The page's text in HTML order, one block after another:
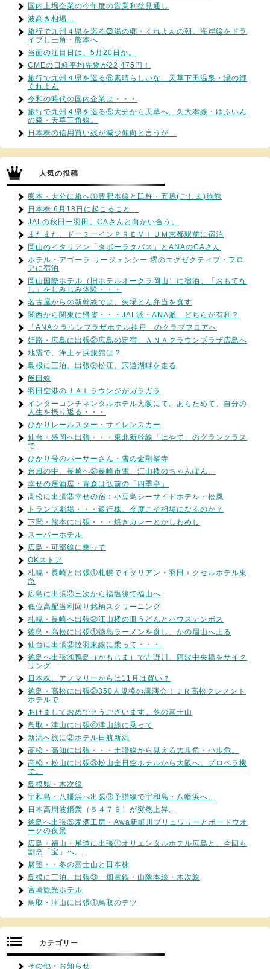
国内上場企業の今年度の営業利益見通し
波高き相場…
旅行で九州４県を巡る⓻湯の郷・くれよんの朝。海岸線をドラ
イブし三角・熊本へ
当面の注目日は、5月20日か。
CMEの日経平均先物が22,475円！
旅行で九州４県を巡る⑥素晴らしいな。天草下田温泉・湯の郷
くれよん
令和の時代の国内企業は・・・
旅行で九州４県を巡る⑤大分から天草へ。久大本線・ゆふいん
の森・天草三角線。
日本株の信用買い残が減少傾向と言うが…
人気の投稿
熊本・大分に旅へ①豊肥本線と臼杵・五嶋(ごしま)旅館
日本株 6月18日に起こること…
JALの秋田ー羽田。CAさんと向かい合う。
またまた、ドーミーインＰＲＥＭＩＵＭ京都駅前に宿泊
岡山のイタリアン「タボーラタパス」とANAのCAさん
ホテル・アゴーラ リージェンシー 堺のエグゼクティブ・フロ
アに宿泊
岡山国際ホテル（旧ホテルオークラ岡山）に宿泊。「おもてな
し」をしみじみ体験・・・
名古屋からの新幹線では、矢場とん弁当を食す
関西から関東に帰省・・・JAL派・ANA派、どちらが有利？
「ANAクラウンプラザホテル神戸」のクラブフロアへ
姫路・広島に出張②広島の定宿、ＡＮＡクラウンプラザ広島へ
地震で、浄土ヶ浜旅館は？
島根に三泊、出張②松江、宍道湖畔を走る
飯田線
羽田空港のＪＡＬラウンジがガラガラ
インターコンチネンタルホテル大阪にて。あらためて、自分の
人生を振り返る・・・
ひかりレールスター・サイレンスカー
仙台・盛岡へ出張・・・東北新幹線「はやて」のグランクラス
で
ひかり号のパーサーさん・雪の金剛峯寺
台風の中、長崎へ②長崎市電、江山楼のちゃんぽん。
幸せの居酒屋・青森は弘前の「四季亭」
高松に出張②幸せの宿：小豆島シーサイドホテル・松風
トランプ劇場・・・銀行株、今度こそ相場になるのか？
下関・熊本に出張・・・焼きカレーとかしわめし
スーパーホテル
広島・可部線に乗って
OKストア
札幌・長崎と出張①札幌でイタリアン・羽田エクセルホテル東
急
広島に出張②三次から福塩線で福山へ
低位高配当利回り銘柄スクリーニング
札幌・長崎へ出張②江山楼の皿うどんとハウステンボス
徳島・高松に出張①徳島ラーメンを食し、かの眉山へ上る
仙台に出張②陸羽東線に乗って・・・
徳島へ出張④鴨島（かもじま）で吉野川、阿波中央橋をサイク
リング
日本株、アノマリーからは11月は買い？
徳島・高松に出張②350人規模の講演会！ＪＲ高松クレメント
ホテルで
あけましておめでとうございます。冬の富士山
鳥取・津山に出張④津山線に乗って
新潟へ旅に②ホテル日航新潟
高松・高知に出張・・・土讃線から見える大歩危・小歩危。
高松・松山に出張③松山全日空ホテルから大阪へ、プロペラ機
で。
島根県・木次線
宇和島・八幡浜へ出張③予讃線で宇和島・八幡浜へ。
日本高周波鋼業（５４７６）が突然上昇。
徳島へ出張⑤麦酒工房・Awa新町川ブリュワリーとボードウオ
ークの夜景
広島・福山・尾道に出張①オリエンタルホテル広島と、今回も
割烹「宝」へ。
展望・・冬の富士山と日本株
島根に三泊、出張③一畑電鉄・山陰本線・木次線
宮崎観光ホテル
鳥取・津山に出張①鳥取のテツ
カテゴリー
その他・お知らせ